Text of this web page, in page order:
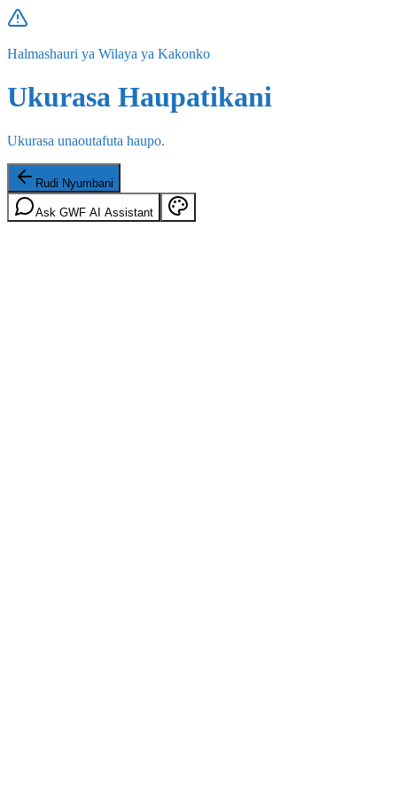
Halmashauri ya Wilaya ya Kakonko
Ukurasa Haupatikani
Ukurasa unaoutafuta haupo.
Rudi Nyumbani
Ask GWF AI Assistant